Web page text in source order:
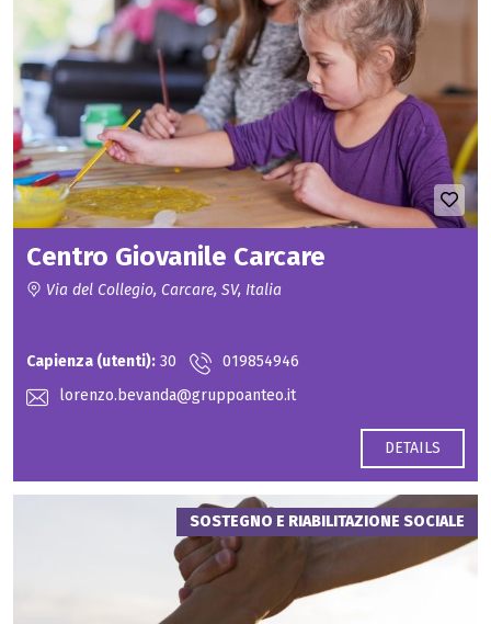
Centro Giovanile Carcare
Via del Collegio, Carcare, SV, Italia
Capienza (utenti): 30
019854946
lorenzo.bevanda@gruppoanteo.it
DETAILS
SOSTEGNO E RIABILITAZIONE SOCIALE